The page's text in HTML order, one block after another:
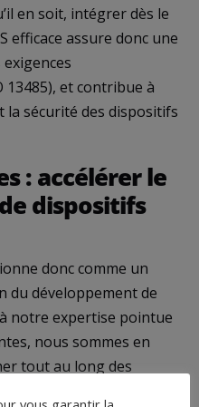
en soit, intégrer dès le
efficace assure donc une
13485), et contribue à
sécurité des dispositifs
: accélérer le
dispositifs
donc comme un
du développement de
notre expertise pointue
nous sommes en
tout au long des